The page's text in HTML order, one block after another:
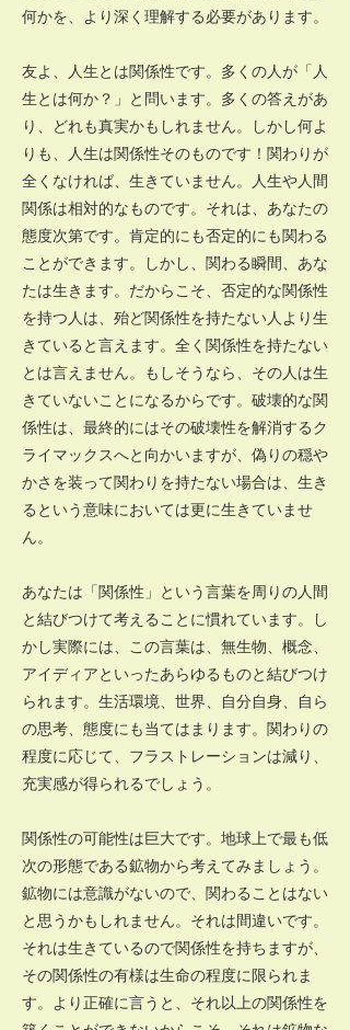
何かを、より深く理解する必要があります。
友よ、人生とは関係性です。多くの人が「人
生とは何か？」と問います。多くの答えがあ
り、どれも真実かもしれません。しかし何よ
りも、人生は関係性そのものです！関わりが
全くなければ、生きていません。人生や人間
関係は相対的なものです。それは、あなたの
態度次第です。肯定的にも否定的にも関わる
ことができます。しかし、関わる瞬間、あな
たは生きます。だからこそ、否定的な関係性
を持つ人は、殆ど関係性を持たない人より生
きていると言えます。全く関係性を持たない
とは言えません。もしそうなら、その人は生
きていないことになるからです。破壊的な関
係性は、最終的にはその破壊性を解消するク
ライマックスへと向かいますが、偽りの穏や
かさを装って関わりを持たない場合は、生き
るという意味においては更に生きていませ
ん。
あなたは「関係性」という言葉を周りの人間
と結びつけて考えることに慣れています。し
かし実際には、この言葉は、無生物、概念、
アイディアといったあらゆるものと結びつけ
られます。生活環境、世界、自分自身、自ら
の思考、態度にも当てはまります。関わりの
程度に応じて、フラストレーションは減り、
充実感が得られるでしょう。
関係性の可能性は巨大です。地球上で最も低
次の形態である鉱物から考えてみましょう。
鉱物には意識がないので、関わることはない
と思うかもしれません。それは間違いです。
それは生きているので関係性を持ちますが、
その関係性の有様は生命の程度に限られま
す。より正確に言うと、それ以上の関係性を